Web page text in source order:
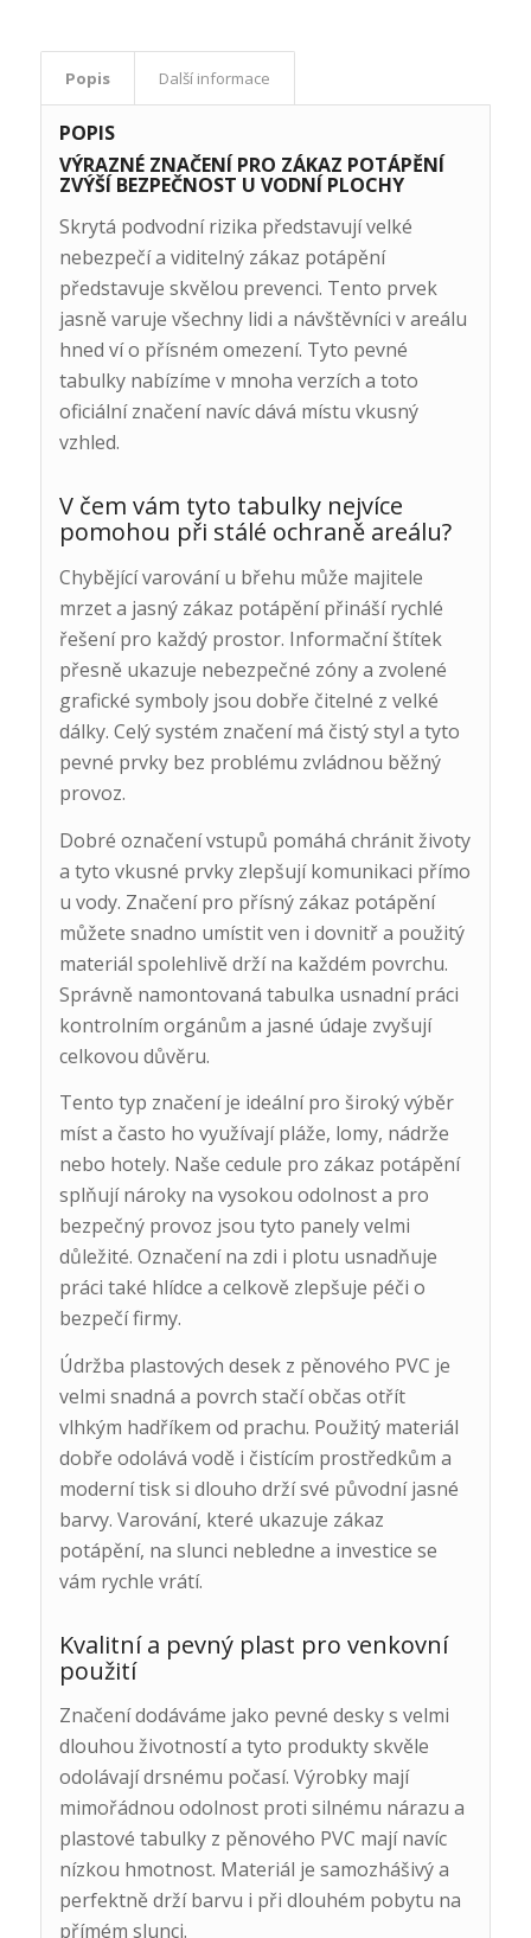
Popis Další informace
POPIS
VÝRAZNÉ ZNAČENÍ PRO ZÁKAZ POTÁPĚNÍ
ZVÝŠÍ BEZPEČNOST U VODNÍ PLOCHY
Skrytá podvodní rizika představují velké
nebezpečí a viditelný zákaz potápění
představuje skvělou prevenci. Tento prvek
jasně varuje všechny lidi a návštěvníci v areálu
hned ví o přísném omezení. Tyto pevné
tabulky nabízíme v mnoha verzích a toto
oficiální značení navíc dává místu vkusný
vzhled.
V čem vám tyto tabulky nejvíce
pomohou při stálé ochraně areálu?
Chybějící varování u břehu může majitele
mrzet a jasný zákaz potápění přináší rychlé
řešení pro každý prostor. Informační štítek
přesně ukazuje nebezpečné zóny a zvolené
grafické symboly jsou dobře čitelné z velké
dálky. Celý systém značení má čistý styl a tyto
pevné prvky bez problému zvládnou běžný
provoz.
Dobré označení vstupů pomáhá chránit životy
a tyto vkusné prvky zlepšují komunikaci přímo
u vody. Značení pro přísný zákaz potápění
můžete snadno umístit ven i dovnitř a použitý
materiál spolehlivě drží na každém povrchu.
Správně namontovaná tabulka usnadní práci
kontrolním orgánům a jasné údaje zvyšují
celkovou důvěru.
Tento typ značení je ideální pro široký výběr
míst a často ho využívají pláže, lomy, nádrže
nebo hotely. Naše cedule pro zákaz potápění
splňují nároky na vysokou odolnost a pro
bezpečný provoz jsou tyto panely velmi
důležité. Označení na zdi i plotu usnadňuje
práci také hlídce a celkově zlepšuje péči o
bezpečí firmy.
Údržba plastových desek z pěnového PVC je
velmi snadná a povrch stačí občas otřít
vlhkým hadříkem od prachu. Použitý materiál
dobře odolává vodě i čistícím prostředkům a
moderní tisk si dlouho drží své původní jasné
barvy. Varování, které ukazuje zákaz
potápění, na slunci nebledne a investice se
vám rychle vrátí.
Kvalitní a pevný plast pro venkovní
použití
Značení dodáváme jako pevné desky s velmi
dlouhou životností a tyto produkty skvěle
odolávají drsnému počasí. Výrobky mají
mimořádnou odolnost proti silnému nárazu a
plastové tabulky z pěnového PVC mají navíc
nízkou hmotnost. Materiál je samozhášivý a
perfektně drží barvu i při dlouhém pobytu na
přímém slunci.